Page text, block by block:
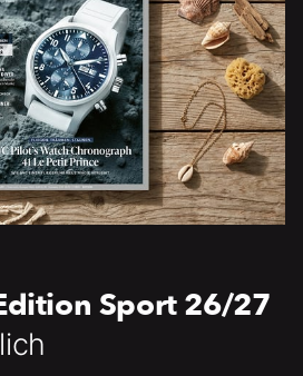
Sport 26/27